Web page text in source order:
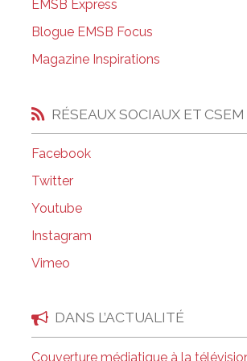
Coiffure et soins
EMSB Express
Blogue EMSB Focus
Magazine Inspirations
RÉSEAUX SOCIAUX ET CSEM
Facebook
Twitter
Youtube
Instagram
Vimeo
DANS L’ACTUALITÉ
Couverture médiatique à la